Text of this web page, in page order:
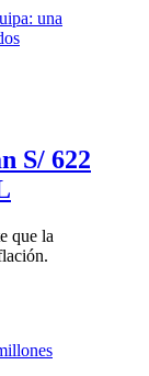
S/ 622
que la